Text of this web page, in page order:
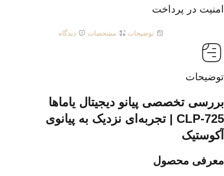
امنیت در پرداخت
توضیحات مشخصات دیدگاه
توضیحات
بررسی تخصصی پیانو دیجیتال یاماها
CLP‑725 | تجربه‌ای نزدیک به پیانوی
آکوستیک
معرفی محصول